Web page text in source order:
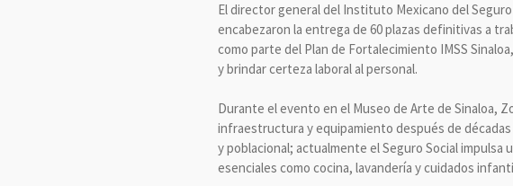
El director general del Instituto Mexicano del
encabezaron la entrega de 60 plazas definitivas a
como parte del Plan de Fortalecimiento IMSS
y brindar certeza laboral al personal.
Durante el evento en el Museo de Arte de Sinaloa,
infraestructura y equipamiento después de
y poblacional; actualmente el Seguro Social
esenciales como cocina, lavandería y cuidados